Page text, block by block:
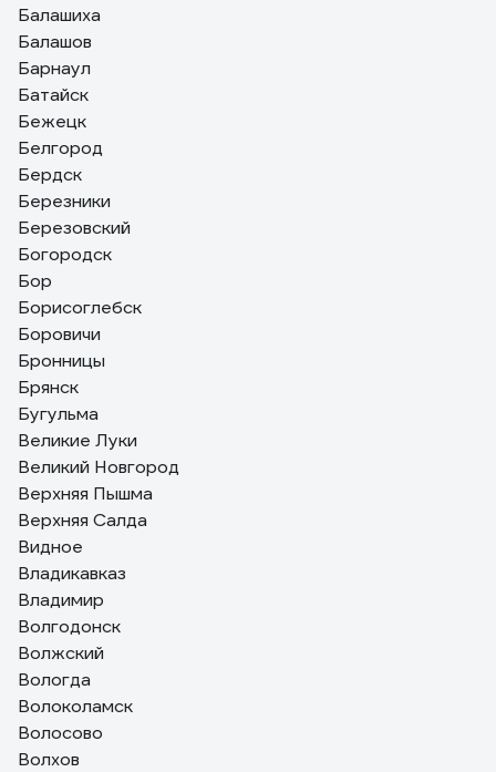
Балашиха
Балашов
Барнаул
Батайск
Бежецк
Белгород
Бердск
Березники
Березовский
Богородск
Бор
Борисоглебск
Боровичи
Бронницы
Брянск
Бугульма
Великие Луки
Великий Новгород
Верхняя Пышма
Верхняя Салда
Видное
Владикавказ
Владимир
Волгодонск
Волжский
Вологда
Волоколамск
Волосово
Волхов